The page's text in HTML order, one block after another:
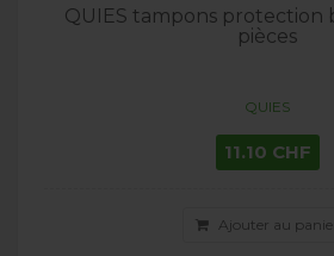
QUIES tampons protection
pièces
QUIES
11.10 CHF
Ajouter au panier